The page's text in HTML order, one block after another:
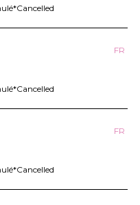
FR
FR